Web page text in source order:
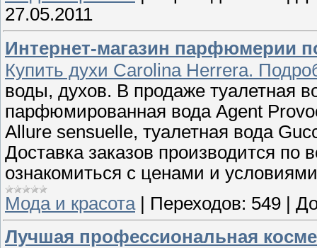
27.05.2011
Интернет-магазин парфюмерии
Купить духи Carolina Herrera.
воды, духов. В продаже туалетная
парфюмированная вода Agent
Allure sensuelle, туалетная вода
Доставка заказов производится по
ознакомиться с ценами и
Мода и красота| Переходов: 549 |
Лучшая профессиональная